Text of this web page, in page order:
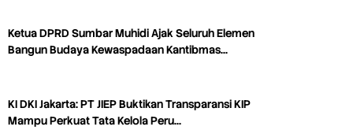
Ketua DPRD Sumbar Muhidi Ajak Seluruh Elemen
Bangun Budaya Kewaspadaan Kantibmas…
KI DKI Jakarta: PT JIEP Buktikan Transparansi KIP
Mampu Perkuat Tata Kelola Peru…